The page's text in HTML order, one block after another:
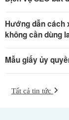
Hướng dẫn cách
không cần dùng
Mẫu giấy ủy
Tất cả tin tức